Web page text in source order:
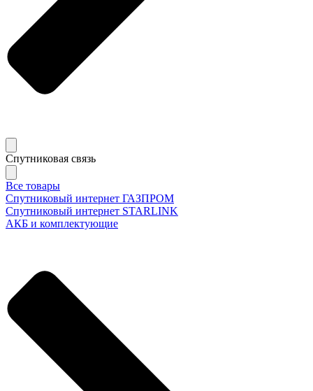
Спутниковая связь
Все товары
Спутниковый интернет ГАЗПРОМ
Спутниковый интернет STARLINK
АКБ и комплектующие